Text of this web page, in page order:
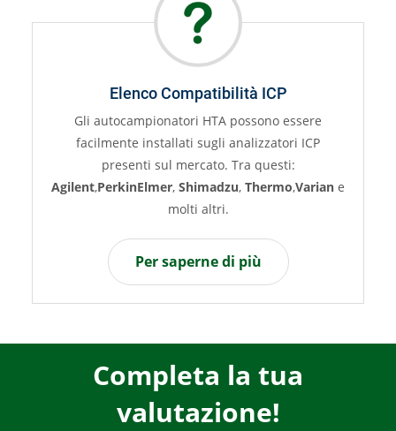
possono essere
analizzatori ICP
Thermo,Variane
Avete domande sulla compatibilità
ICP o sull’integrazione con il
acquisizione?Visionate le
sugli autocampionatori ICP di
Per saperne di più
Completa la tua
valutazione!